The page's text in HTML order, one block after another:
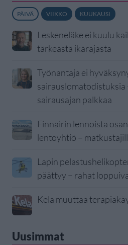
PÄIVÄ VIIKKO KUUKAUSI
Leskeneläke ei kuulu
tärkeästä ikärajasta
Työnantaja ei
sairauslomatodistuksia
sairausajan palkkaa
Finnairin lennoista
lentoyhtiö –
Lapin
päättyy – rahat
Kela muuttaa
Uusimmat